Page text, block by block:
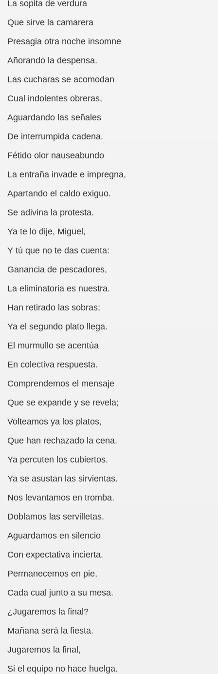
La sopita de verdura
Que sirve la camarera
Presagia otra noche insomne
Añorando la despensa.
Las cucharas se acomodan
Cual indolentes obreras,
Aguardando las señales
De interrumpida cadena.
Fétido olor nauseabundo
La entraña invade e impregna,
Apartando el caldo exiguo.
Se adivina la protesta.
Ya te lo dije, Miguel,
Y tú que no te das cuenta:
Ganancia de pescadores,
La eliminatoria es nuestra.
Han retirado las sobras;
Ya el segundo plato llega.
El murmullo se acentúa
En colectiva respuesta.
Comprendemos el mensaje
Que se expande y se revela;
Volteamos ya los platos,
Que han rechazado la cena.
Ya percuten los cubiertos.
Ya se asustan las sirvientas.
Nos levantamos en tromba.
Doblamos las servilletas.
Aguardamos en silencio
Con expectativa incierta.
Permanecemos en pie,
Cada cual junto a su mesa.
¿Jugaremos la final?
Mañana será la fiesta.
Jugaremos la final,
Si el equipo no hace huelga.
Elvira)
González Acosta)
Picolisto)
García Fernández)
Ruiz "José Ruivari")
el Tito Estebo)
J. Tamayo Pozueta)
al Agua, al Fuego y a la Tierra (Antonio Perán Elvira)
de la Piedra (Fermín J. Tamayo Pozueta)
Mosquete (Antonio Perán Elvira)
López García)
(Enric Puigventós i Ciurana)
i Ciurana)